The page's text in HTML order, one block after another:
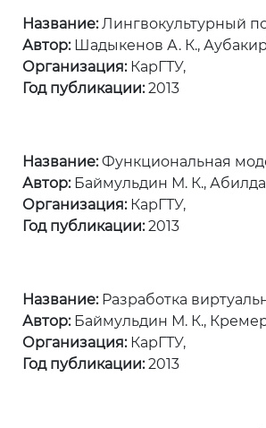
Название:Лингвокультурный
Автор:Шадыкенов А. К.,
Организация:КарГТУ,
Год публикации:2013
Название:Функциональная
Автор:Баймульдин М. К.,
Организация:КарГТУ,
Год публикации:2013
Название:Разработка
Автор:Баймульдин М. К.,
Организация:КарГТУ,
Год публикации:2013